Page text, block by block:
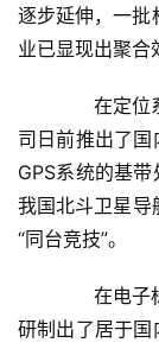
逐步延伸，一批
业已显现出聚合
在定位系
司日前推出了国
GPS系统的基
我国北斗卫星导
“同台竞技”。
在电子标
研制出了居于国